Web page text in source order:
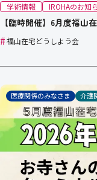
学術情報 IROHAのお知
【臨時開催】6月度福山
#福山在宅どうしよう会
医療関係のみなさま 介護